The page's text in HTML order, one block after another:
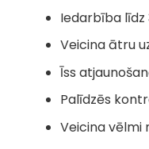
Iedarbība
Veicina ātru
Īss
Palīdzēs
Veicina vēlmi